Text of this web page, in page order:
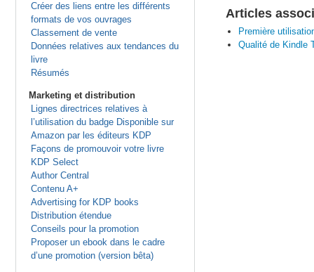
Créer des liens entre les différents
formats de vos ouvrages
Classement de vente
Données relatives aux tendances du
livre
Résumés
Marketing et distribution
Lignes directrices relatives à
l’utilisation du badge Disponible sur
Amazon par les éditeurs KDP
Façons de promouvoir votre livre
KDP Select
Author Central
Contenu A+
Advertising for KDP books
Distribution étendue
Conseils pour la promotion
Proposer un ebook dans le cadre
d’une promotion (version bêta)
Articles
Première
Qualité de Kindle